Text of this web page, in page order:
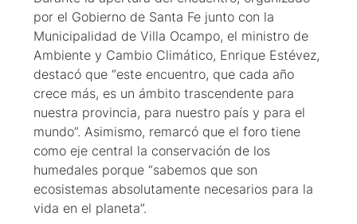
por el Gobierno de Santa Fe junto con la
Municipalidad de Villa Ocampo, el ministro de
Ambiente y Cambio Climático, Enrique Estévez,
destacó que “este encuentro, que cada año
crece más, es un ámbito trascendente para
nuestra provincia, para nuestro país y para el
mundo”. Asimismo, remarcó que el foro tiene
como eje central la conservación de los
humedales porque “sabemos que son
ecosistemas absolutamente necesarios para la
vida en el planeta”.